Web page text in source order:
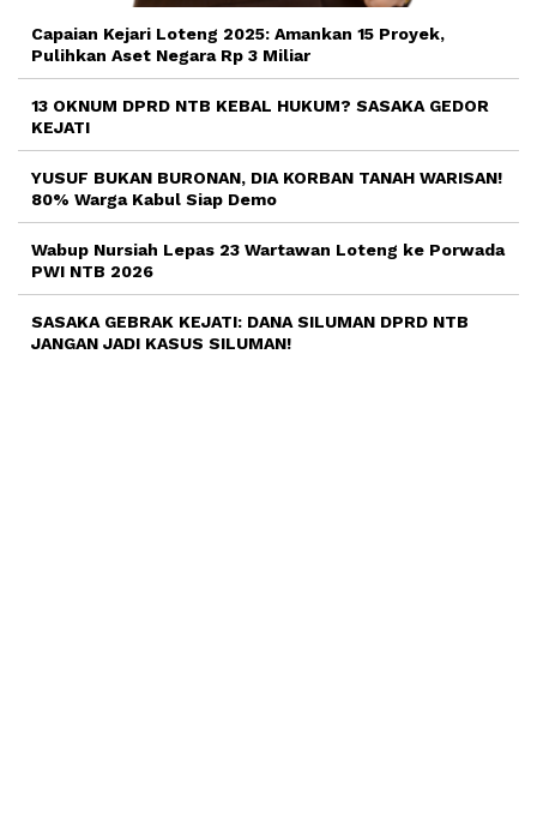
Capaian Kejari Loteng 2025: Amankan 15 Proyek,
Pulihkan Aset Negara Rp 3 Miliar
13 OKNUM DPRD NTB KEBAL HUKUM? SASAKA GEDOR
KEJATI
YUSUF BUKAN BURONAN, DIA KORBAN TANAH WARISAN!
80% Warga Kabul Siap Demo
Wabup Nursiah Lepas 23 Wartawan Loteng ke Porwada
PWI NTB 2026
SASAKA GEBRAK KEJATI: DANA SILUMAN DPRD NTB
JANGAN JADI KASUS SILUMAN!